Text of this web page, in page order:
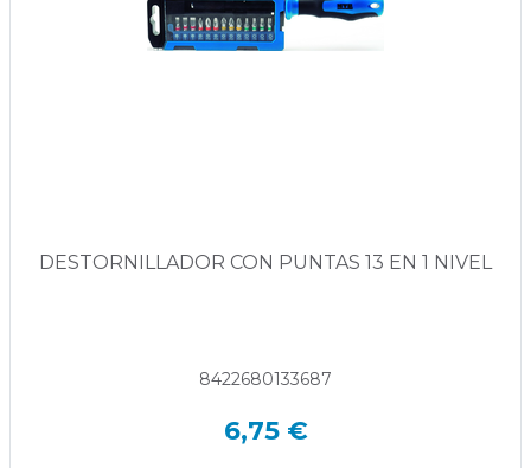
DESTORNILLADOR CON PUNTAS 13 EN 1 NIVEL
8422680133687
6,75 €